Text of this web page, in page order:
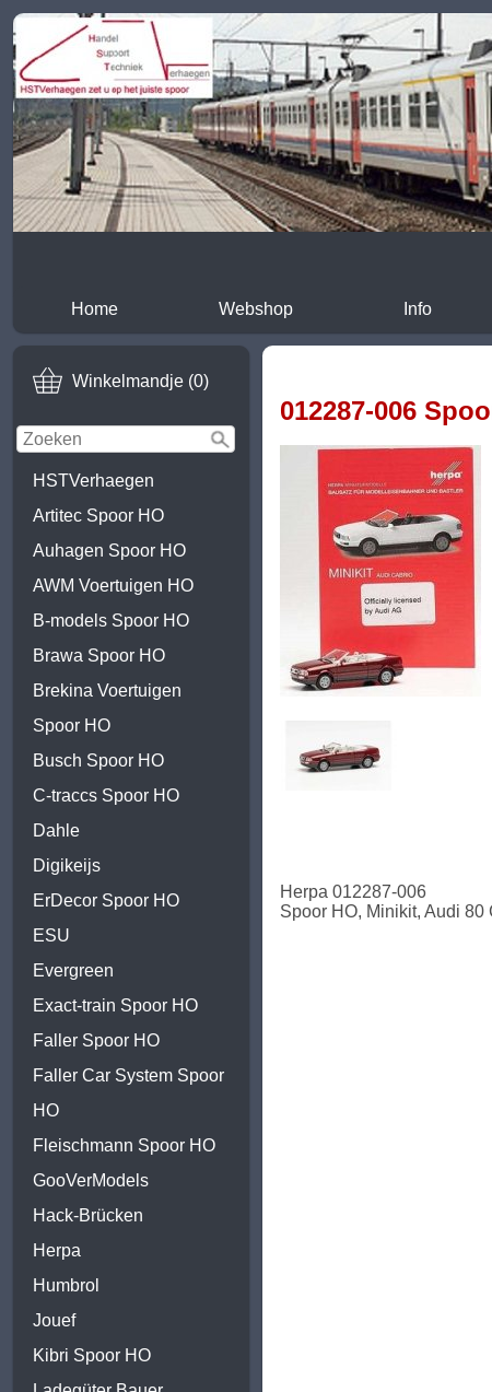
Home Webshop Info
Winkelmandje (0)
HSTVerhaegen
Artitec Spoor HO
Auhagen Spoor HO
AWM Voertuigen HO
B-models Spoor HO
Brawa Spoor HO
Brekina Voertuigen
Spoor HO
Busch Spoor HO
C-traccs Spoor HO
Dahle
Digikeijs
ErDecor Spoor HO
ESU
Evergreen
Exact-train Spoor HO
Faller Spoor HO
Faller Car System Spoor
HO
Fleischmann Spoor HO
GooVerModels
Hack-Brücken
Herpa
Humbrol
Jouef
Kibri Spoor HO
012287-006
Herpa 012287-006
Spoor HO, Minikit, Audi 80